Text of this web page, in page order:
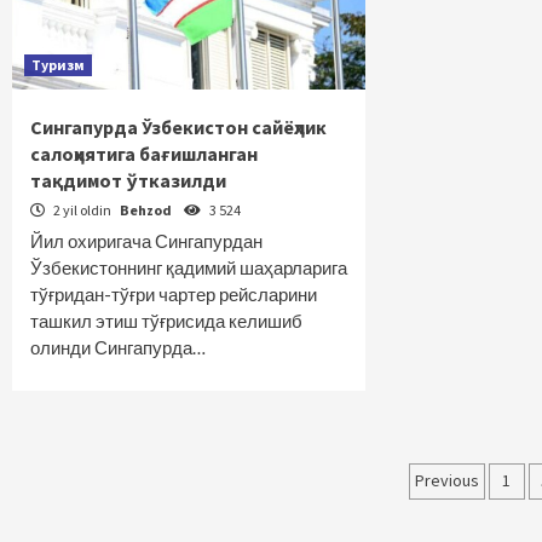
Туризм
Сингапурда Ўзбекистон сайёҳлик
салоҳиятига бағишланган
тақдимот ўтказилди
2 yil oldin Behzod 3 524
Йил охиригача Сингапурдан
Ўзбекистоннинг қадимий шаҳарларига
тўғридан-тўғри чартер рейсларини
ташкил этиш тўғрисида келишиб
олинди Сингапурда…
Previous 1